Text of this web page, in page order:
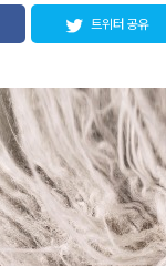
트위터 공유